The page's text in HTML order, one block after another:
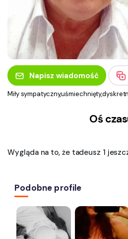
Napisz wiadomość
Miły
Oś
Wygląda na to, że tadeusz 1
Podobne profile